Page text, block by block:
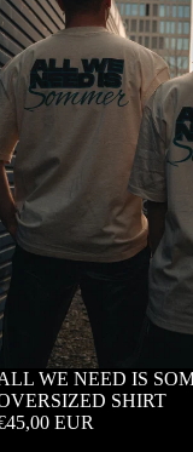
WE NEED IS
SHIRT
EUR